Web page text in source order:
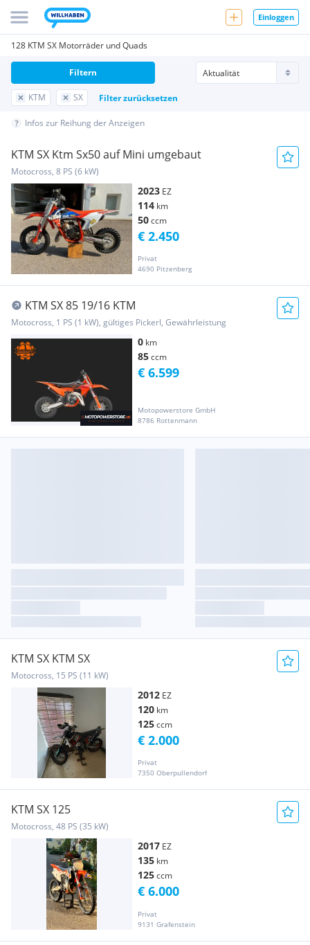
Einloggen
128 KTM SX Motorräder und Quads
KTM SX Filter zurücksetzen
Filtern
Infos zur Reihung der Anzeigen
KTM SX Ktm Sx50 auf Mini umgebaut
Motocross, 8 PS (6 kW)
2023 EZ
114 km
50ccm
Privat
4690 Pitzenberg
€ 2.450
KTM SX 85 19/16 KTM
Motocross, 1 PS (1 kW), gültiges Pickerl, Gewährleistung
0 km
85ccm
Motopowerstore GmbH
8786 Rottenmann
€ 6.599
KTM SX KTM SX
Motocross, 15 PS (11 kW)
2012 EZ
120 km
125ccm
Privat
7350 Oberpullendorf
€ 2.000
KTM SX 125
Motocross, 48 PS (35 kW)
2017 EZ
135 km
125ccm
Privat
9131 Grafenstein
€ 6.000